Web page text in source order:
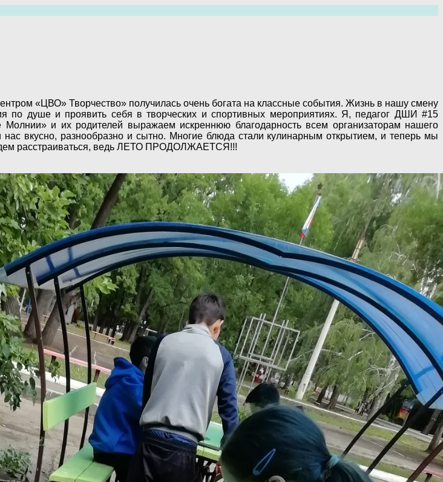
«ЦВО» Творчество» получилась очень богата на классные события. Жизнь в нашу смену
по душе и проявить себя в творческих и спортивных мероприятиях. Я, педагог ДШИ #15
и их родителей выражаем искреннюю благодарность всем организаторам нашего
вкусно, разнообразно и сытно. Многие блюда стали кулинарным открытием, и теперь мы
расстраиваться, ведь ЛЕТО ПРОДОЛЖАЕТСЯ!!!